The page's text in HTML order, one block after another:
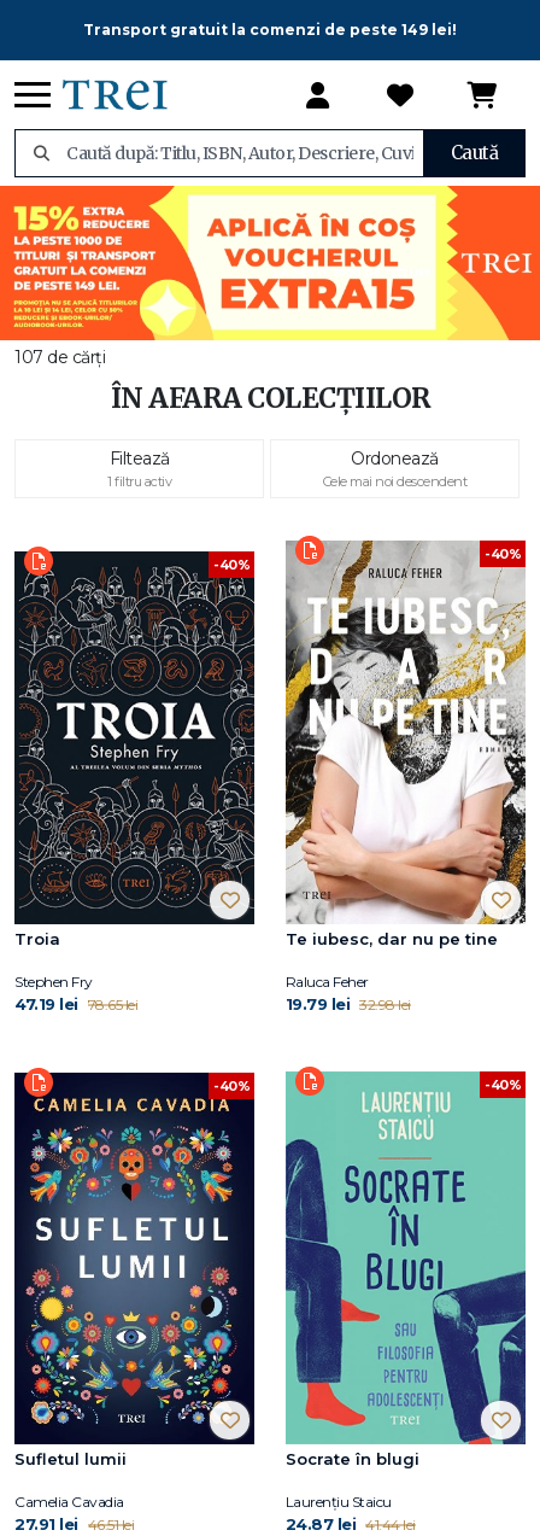
Transport gratuit la comenzi de peste 149 lei!
Caută
107 de cărți
ÎN AFARA COLECȚIILOR
Filtează
1 filtru activ
Ordonează
Cele mai noi descendent
-40%
Troia
Stephen Fry
47.19 lei 78.65 lei
-40%
Te iubesc, dar nu pe tine
Raluca Feher
19.79 lei 32.98 lei
-40%
Sufletul lumii
Camelia Cavadia
27.91 lei 46.51 lei
-40%
Socrate în blugi
Laurențiu Staicu
24.87 lei 41.44 lei